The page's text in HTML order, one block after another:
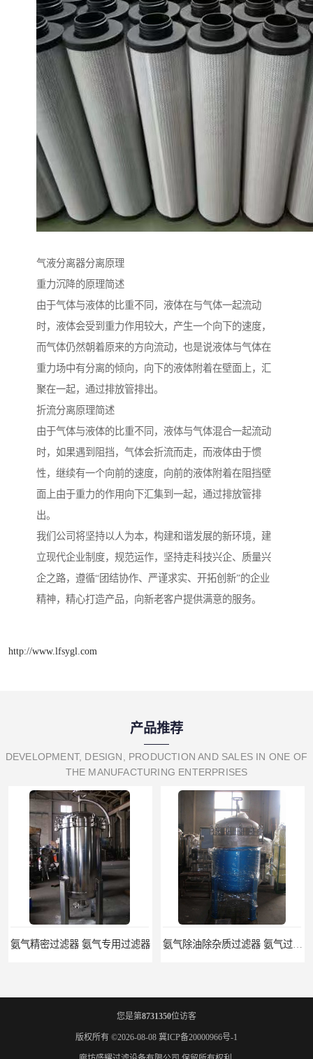
气液分离器分离原理
重力沉降的原理简述
由于气体与液体的比重不同，液体在与气体一起流动
时，液体会受到重力作用较大，产生一个向下的速度，
而气体仍然朝着原来的方向流动，也是说液体与气体在
重力场中有分离的倾向，向下的液体附着在壁面上，汇
聚在一起，通过排放管排出。
折流分离原理简述
由于气体与液体的比重不同，液体与气体混合一起流动
时，如果遇到阻挡，气体会折流而走，而液体由于惯
性，继续有一个向前的速度，向前的液体附着在阻挡壁
面上由于重力的作用向下汇集到一起，通过排放管排
出。
我们公司将坚持以人为本，构建和谐发展的新环境，建
立现代企业制度，规范运作，坚持走科技兴企、质量兴
企之路，遵循“团结协作、严谨求实、开拓创新”的企业
精神，精心打造产品，向新老客户提供满意的服务。
http://www.lfsygl.com
产品推荐
DEVELOPMENT, DESIGN, PRODUCTION AND SALES IN ONE OF
THE MANUFACTURING ENTERPRISES
过滤器 氨气专用过滤器 氨气除油除杂质过滤器 氨气过滤器生产厂家
您是第8731350位访客
版权所有 ©2026-08-08 冀ICP备20000966号-1